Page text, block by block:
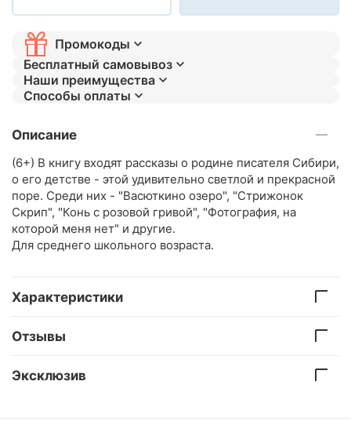
Промокоды
Бесплатный самовывоз
Наши преимущества
Способы оплаты
Описание
(6+) В книгу входят рассказы о родине писателя Сибири,
о его детстве - этой удивительно светлой и прекрасной
поре. Среди них - "Васюткино озеро", "Стрижонок
Скрип", "Конь с розовой гривой", "Фотография, на
которой меня нет" и другие.
Для среднего школьного возраста.
Характеристики
Отзывы
Эксклюзив